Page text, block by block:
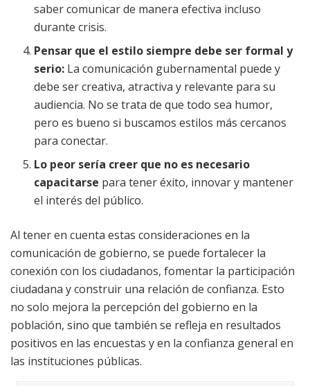
saber comunicar de manera efectiva incluso
durante crisis.
Pensar que el estilo siempre debe ser formal y
serio: La comunicación gubernamental puede y
debe ser creativa, atractiva y relevante para su
audiencia. No se trata de que todo sea humor,
pero es bueno si buscamos estilos más cercanos
para conectar.
Lo peor sería creer que no es necesario
capacitarse para tener éxito, innovar y mantener
el interés del público.
Al tener en cuenta estas consideraciones en la
comunicación de gobierno, se puede fortalecer la
conexión con los ciudadanos, fomentar la participación
ciudadana y construir una relación de confianza. Esto
no solo mejora la percepción del gobierno en la
población, sino que también se refleja en resultados
positivos en las encuestas y en la confianza general en
las instituciones públicas.